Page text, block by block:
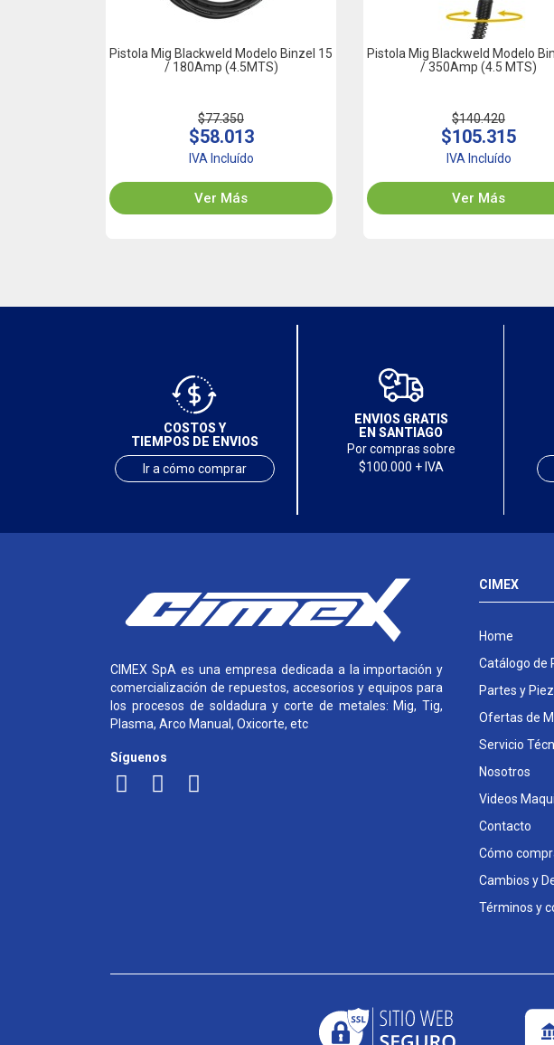
Pistola Mig Blackweld Modelo Binzel 15
/ 180Amp (4.5MTS)
$77.350
$58.013
IVA Incluído
Ver Más
Pistola Mig Blackweld Modelo
/ 350Amp (4.5 MTS)
$140.420
$105.315
IVA Incluído
Ver Más
COSTOS Y
TIEMPOS DE ENVIOS
Ir a cómo comprar
ENVIOS GRATIS
EN SANTIAGO
Por compras sobre
$100.000 + IVA
CIMEX SpA es una empresa dedicada a la importación y
comercialización de repuestos, accesorios y equipos para
los procesos de soldadura y corte de metales: Mig, Tig,
Plasma, Arco Manual, Oxicorte, etc
Síguenos
CIMEX
Home
Catálogo de
Partes y
Ofertas de
Servicio
Nosotros
Videos
Contacto
Cómo
Cambios y
Términos y